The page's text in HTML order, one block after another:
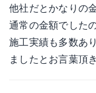
他社だとかなりの
通常の金額でした
施工実績も多数あ
ましたとお言葉頂